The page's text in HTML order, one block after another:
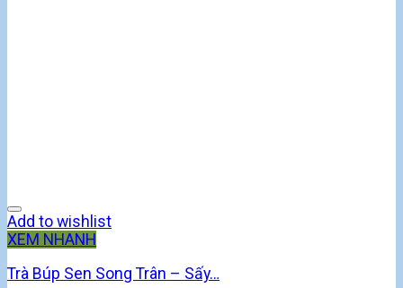
Add to wishlist
XEM NHANH
Trà Búp Sen Song Trân – Sấy…